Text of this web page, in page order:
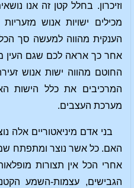
וזיכרון. בחלל קטן זה אנו
מכילים ישויות אנוש
הענקית מהווה למעשה סך
אחר כך אראה לכם שגם העין
החוטם מהווה ישות אנוש
המרכיבים את כלל הישות
מערכת העצבים.
בני אדם מיניאטוריים אלה
האם. כל אשר נוצר ומתפתח שם
אחרי הכל אין תצורות
הגבישים, עצמות-השמע